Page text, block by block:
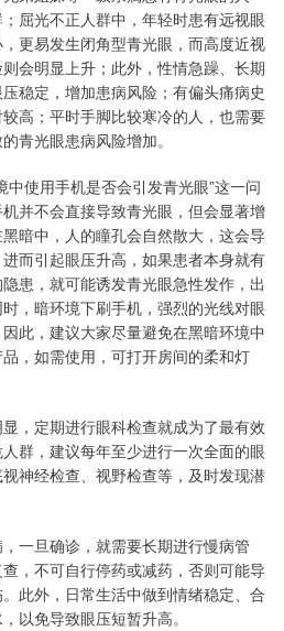
屈光不正人群中，年轻时患有远视眼
更易发生闭角型青光眼，而高度近视
会明显上升；此外，性情急躁、长期
稳定，增加患病风险；有偏头痛病史
高；平时手脚比较寒冷的人，也需要
青光眼患病风险增加。
中使用手机是否会引发青光眼”这一问
并不会直接导致青光眼，但会显著增
暗中，人的瞳孔会自然散大，这会导
而引起眼压升高，如果患者本身就有
患，就可能诱发青光眼急性发作，出
，暗环境下刷手机，强烈的光线对眼
此，建议大家尽量避免在黑暗环境中
，如需使用，可打开房间的柔和灯
，定期进行眼科检查就成为了最有效
群，建议每年至少进行一次全面的眼
神经检查、视野检查等，及时发现潜
一旦确诊，就需要长期进行慢病管
，不可自行停药或减药，否则可能导
此外，日常生活中做到情绪稳定、合
以免导致眼压短暂升高。